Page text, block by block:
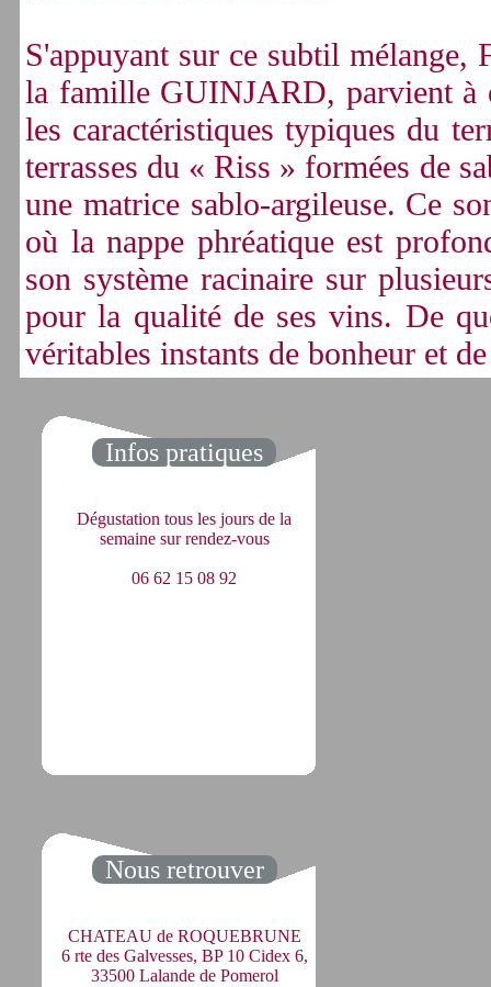
S'appuyant sur ce subtil mélange,
la famille GUINJARD, parvient à
les caractéristiques typiques du
terrasses du « Riss » formées de
une matrice sablo-argileuse. Ce
où la nappe phréatique est
son système racinaire sur
pour la qualité de ses vins. De
véritables instants de bonheur et
Infos pratiques
Dégustation tous les jours de la
semaine sur rendez-vous
06 62 15 08 92
Nous retrouver
CHATEAU de ROQUEBRUNE
6 rte des Galvesses, BP 10 Cidex 6,
33500 Lalande de Pomerol